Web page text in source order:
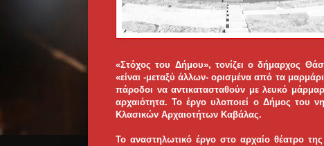
«Στόχος του Δήμου», τονίζει ο δήμαρχος
«είναι -μεταξύ άλλων- ορισμένα από τα
πάροδοι να αντικατασταθούν με λευκό
αρχαιότητα. Το έργο υλοποιεί ο Δήμος του
Κλασικών Αρχαιοτήτων Καβάλας.
Το αναστηλωτικό έργο στο αρχαίο θέατρο